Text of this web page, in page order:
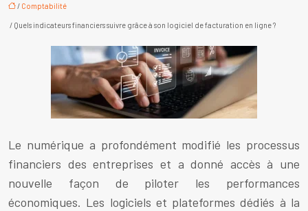
/ Comptabilité
/ Quels indicateurs financiers suivre grâce à son logiciel de facturation en ligne ?
Le numérique a profondément modifié les processus
financiers des entreprises et a donné accès à une
nouvelle façon de piloter les performances
économiques. Les logiciels et plateformes dédiés à la